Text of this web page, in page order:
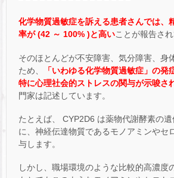
化学物質過敏症を訴える患者さんでは、
率が (42 ～ 100% )と高いことが報告され
そのほとんどが不安障害、気分障害、身
ため、
「いわゆる化学物質過敏症」の発
特に心理社会的ストレスの関与が示唆さ
門家は記述しています。
たとえば、 CYP2D6 は薬物代謝酵素の
に、神経伝達物質であるモノアミンやセ
与します。
しかし、職場環境のような比較的高濃度